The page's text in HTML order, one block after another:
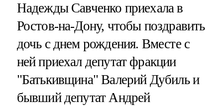
Надежды Савченко приехала в
Ростов-на-Дону, чтобы поздравить
дочь с днем рождения. Вместе с
ней приехал депутат фракции
"Батькивщина" Валерий Дубиль и
бывший депутат Андрей